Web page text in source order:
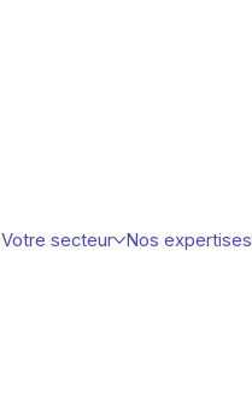
Votre secteur Nos expertises